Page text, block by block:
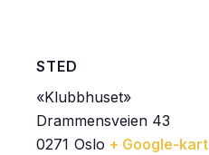
STED
«Klubbhuset»
Drammensveien 43
Oslo
0271 + Google-kart